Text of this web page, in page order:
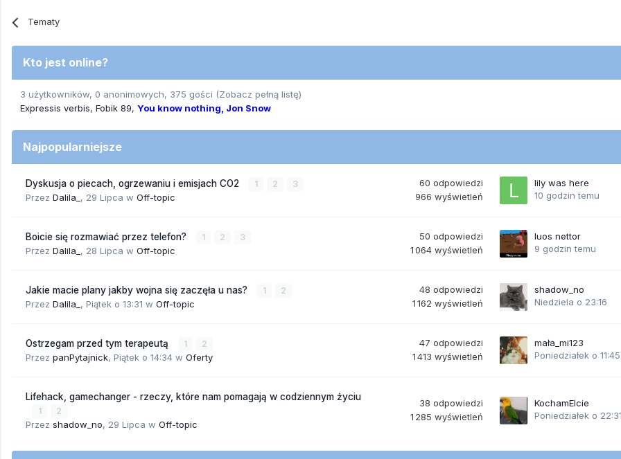
Tematy
Kto jest online?
3 użytkowników, 0 anonimowych, 375 gości (Zobacz pełną listę)
Expressis verbis Fobik 89 You know nothing, Jon Snow
Najpopularniejsze
Dyskusja o piecach, ogrzewaniu i emisjach CO2 1 2 3
Przez Dalila_ , 29 Lipca w Off-topic
60 odpowiedzi
966 wyświetleń
lily was here
10 godzin temu
Boicie się rozmawiać przez telefon? 1 2 3
Przez Dalila_ , 28 Lipca w Off-topic
50 odpowiedzi
1 064 wyświetleń
luos nettor
9 godzin temu
Jakie macie plany jakby wojna się zaczęła u nas? 1 2
Przez Dalila_ , Piątek o 13:31 w Off-topic
48 odpowiedzi
1 162 wyświetleń
shadow_no
Niedziela o 23:16
Ostrzegam przed tym terapeutą 1 2
Przez panPytajnick, Piątek o 14:34 w Oferty
47 odpowiedzi
1 413 wyświetleń
mała_mi123
Poniedziałek o 11:45
Lifehack, gamechanger - rzeczy, które nam pomagają w codziennym życiu
1 2
Przez shadow_no, 29 Lipca w Off-topic
38 odpowiedzi
1 285 wyświetleń
KochamElcie
Poniedziałek o